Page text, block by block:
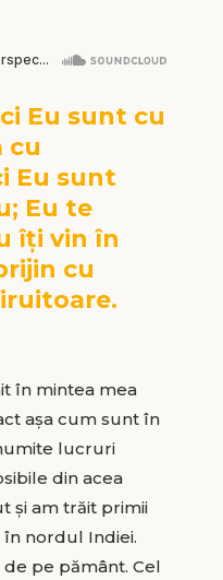
Eu sunt cu
cu
Eu sunt
Eu te
îţi vin în
cu
în mintea mea
așa cum sunt în
lucruri
din acea
și am trăit primii
nordul Indiei.
pe pământ. Cel